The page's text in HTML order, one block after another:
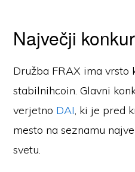
Največji
Družba FRAX ima vrsto
stabilnihcoin. Glavni
verjetno DAI, ki je pred
mesto na seznamu
svetu.